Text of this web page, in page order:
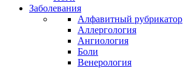
Заболевания
Алфавитный рубрикатор
Аллергология
Ангиология
Боли
Венерология